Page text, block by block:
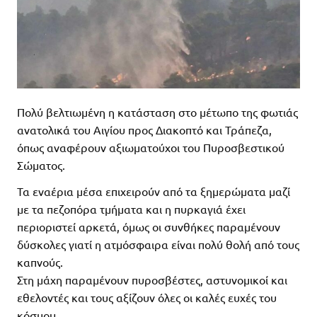
Πολύ βελτιωμένη η κατάσταση στο μέτωπο της φωτιάς
ανατολικά του Αιγίου προς Διακοπτό και Τράπεζα,
όπως αναφέρουν αξιωματούχοι του Πυροσβεστικού
Σώματος.
Τα εναέρια μέσα επιχειρούν από τα ξημερώματα μαζί
με τα πεζοπόρα τμήματα και η πυρκαγιά έχει
περιοριστεί αρκετά, όμως οι συνθήκες παραμένουν
δύσκολες γιατί η ατμόσφαιρα είναι πολύ θολή από τους
καπνούς.
Στη μάχη παραμένουν πυροσβέστες, αστυνομικοί και
εθελοντές και τους αξίζουν όλες οι καλές ευχές του